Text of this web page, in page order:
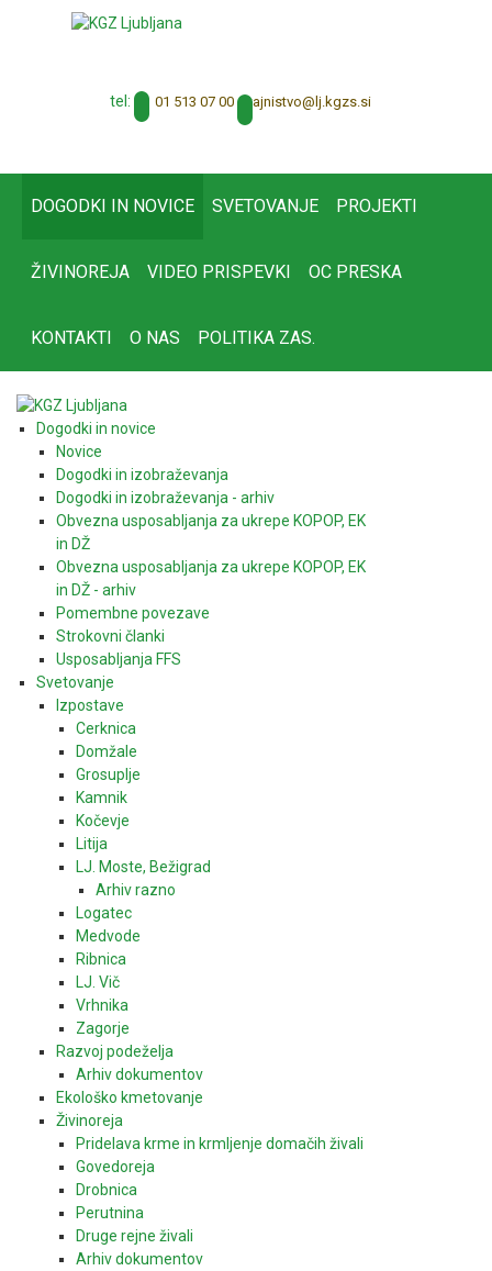
tel: 01 513 07 00 tajnistvo@lj.kgzs.si
DOGODKI IN NOVICE SVETOVANJE PROJEKTI
ŽIVINOREJA VIDEO PRISPEVKI OC PRESKA
KONTAKTI O NAS POLITIKA ZAS.
Dogodki in novice
Novice
Dogodki in izobraževanja
Dogodki in izobraževanja - arhiv
Obvezna usposabljanja za ukrepe KOPOP, EK
in DŽ
Obvezna usposabljanja za ukrepe KOPOP, EK
in DŽ - arhiv
Pomembne povezave
Strokovni članki
Usposabljanja FFS
Svetovanje
Izpostave
Cerknica
Domžale
Grosuplje
Kamnik
Kočevje
Litija
LJ. Moste, Bežigrad
Arhiv razno
Logatec
Medvode
Ribnica
LJ. Vič
Vrhnika
Zagorje
Razvoj podeželja
Arhiv dokumentov
Ekološko kmetovanje
Živinoreja
Pridelava krme in krmljenje domačih živali
Govedoreja
Drobnica
Perutnina
Druge rejne živali
Arhiv dokumentov